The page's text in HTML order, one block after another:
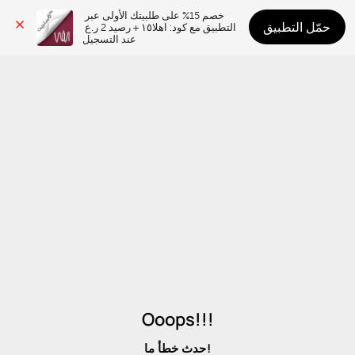
عند التسجيل
حمّل التطبيق
Ooops!!!
حدث خطأ ما!